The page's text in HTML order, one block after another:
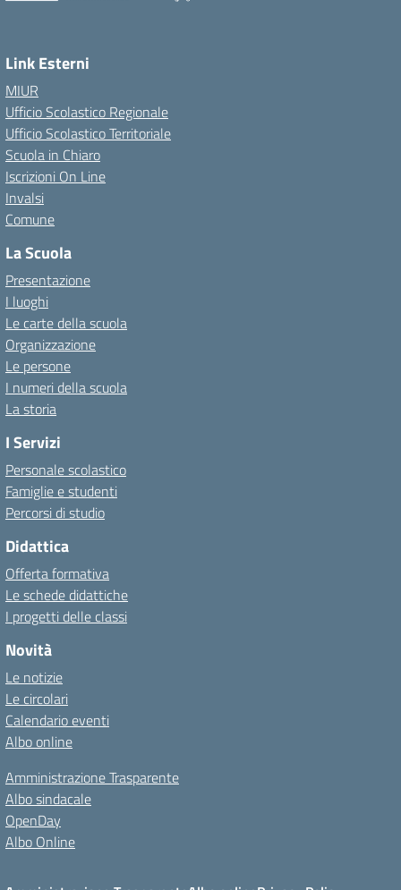
Link Esterni
MIUR
Ufficio Scolastico Regionale
Ufficio Scolastico Territoriale
Scuola in Chiaro
Iscrizioni On Line
Invalsi
Comune
La Scuola
Presentazione
I luoghi
Le carte della scuola
Organizzazione
Le persone
I numeri della scuola
La storia
I Servizi
Personale scolastico
Famiglie e studenti
Percorsi di studio
Didattica
Offerta formativa
Le schede didattiche
I progetti delle classi
Novità
Le notizie
Le circolari
Calendario eventi
Albo online
Amministrazione Trasparente
Albo sindacale
OpenDay
Albo Online